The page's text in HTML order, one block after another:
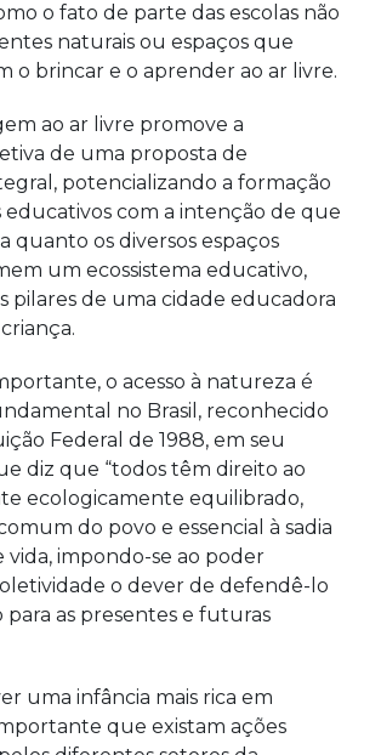
o fato de parte das escolas não
naturais ou espaços que
o brincar e o aprender ao ar livre.
ao ar livre promove a
de uma proposta de
potencializando a formação
com a intenção de que
quanto os diversos espaços
um ecossistema educativo,
pilares de uma cidade educadora
o acesso à natureza é
no Brasil, reconhecido
Federal de 1988, em seu
diz que “todos têm direito ao
ecologicamente equilibrado,
do povo e essencial à sadia
vida, impondo-se ao poder
o dever de defendê-lo
para as presentes e futuras
uma infância mais rica em
que existam ações